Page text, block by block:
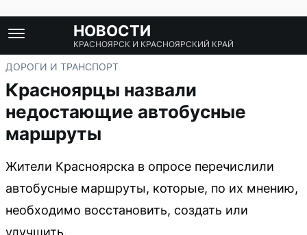
НОВОСТИ
КРАСНОЯРСК И КРАСНОЯРСКИЙ КРАЙ
ДОРОГИ И ТРАНСПОРТ
Красноярцы назвали
недостающие автобусные
маршруты
Жители Красноярска в опросе перечислили
автобусные маршруты, которые, по их мнению,
необходимо восстановить, создать или
улучшить.